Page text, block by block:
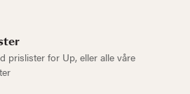
prislister for Up, eller alle våre